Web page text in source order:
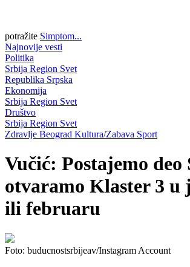
potražite Simptom...
Najnovije vesti
Politika
Srbija Region Svet
Republika Srpska
Ekonomija
Srbija Region Svet
Društvo
Srbija Region Svet
Zdravlje Beograd Kultura/Zabava Sport
Vučić: Postajemo deo
otvaramo Klaster 3 u
ili februaru
Foto: buducnostsrbijeav/Instagram Account